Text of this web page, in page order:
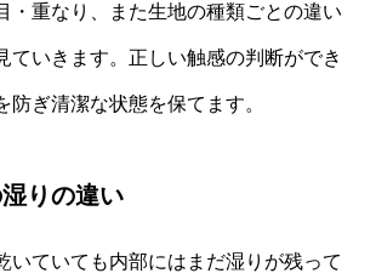
・重なり、また生地の種類ごとの違い
ていきます。正しい触感の判断ができ
防ぎ清潔な状態を保てます。
りの違い
いていても内部にはまだ湿りが残って